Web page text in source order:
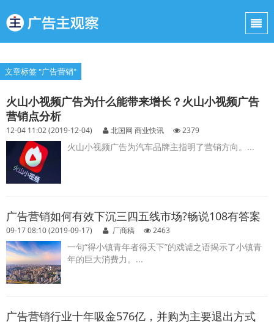
文章标签 "广告营销"
火山小视频广告为什么能带来增长？火山小视频广告
营销点分析
12-04 11:02 (2019-12-04) 北国网 商业快讯 2379
火山小视频广告为汽车品牌主指明了营销方向。...
广告营销如何有效下沉三四五线市场?畅说108有答案
09-17 08:10 (2019-09-17) 厂商稿 2463
一句“得小镇青年者得天下”的戏谑之语揭示了小镇青
年的巨大消费力。...
广告营销行业十年吸金576亿，并购为主要退出方式